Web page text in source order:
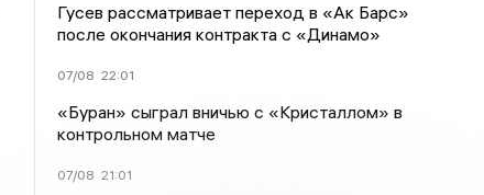
Гусев рассматривает переход в «Ак Барс»
после окончания контракта с «Динамо»
07/08 22:01
«Буран» сыграл вничью с «Кристаллом» в
контрольном матче
07/08 21:01